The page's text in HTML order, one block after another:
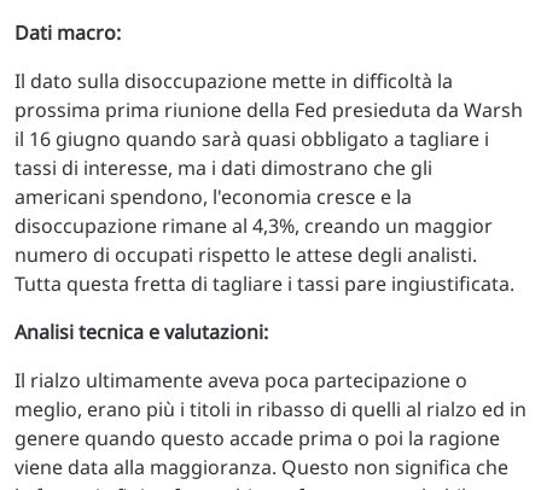
Dati macro:
Il dato sulla disoccupazione mette in difficoltà la
prossima prima riunione della Fed presieduta da Warsh
il 16 giugno quando sarà quasi obbligato a tagliare i
tassi di interesse, ma i dati dimostrano che gli
americani spendono, l'economia cresce e la
disoccupazione rimane al 4,3%, creando un maggior
numero di occupati rispetto le attese degli analisti.
Tutta questa fretta di tagliare i tassi pare ingiustificata.
Analisi tecnica e valutazioni:
Il rialzo ultimamente aveva poca partecipazione o
meglio, erano più i titoli in ribasso di quelli al rialzo ed in
genere quando questo accade prima o poi la ragione
viene data alla maggioranza. Questo non significa che